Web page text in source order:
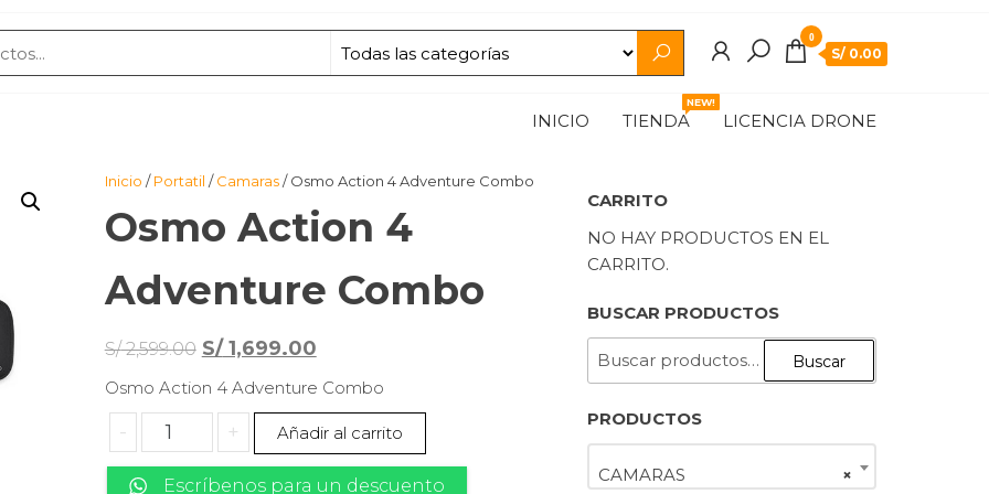
0
S/ 0.00
INICIO TIENDA
NEW!
LICENCIA DRONE
Inicio /Portatil /Camaras/ Osmo Action 4 Adventure Combo
Osmo Action 4
Adventure Combo
S/2,599.00 El
precio
original
era:
S/ 2,599.00.
S/1,699.00El
precio
actual
es:
S/ 1,699.00.
Osmo Action 4 Adventure Combo
-
Osmo
Action
4
+ Añadir al carrito
Escríbenos para un descuento
CARRITO
NO HAY PRODUCTOS EN EL
CARRITO.
BUSCAR PRODUCTOS
BUSCAR
Buscar
PRODUCTOS
×
CAMARAS